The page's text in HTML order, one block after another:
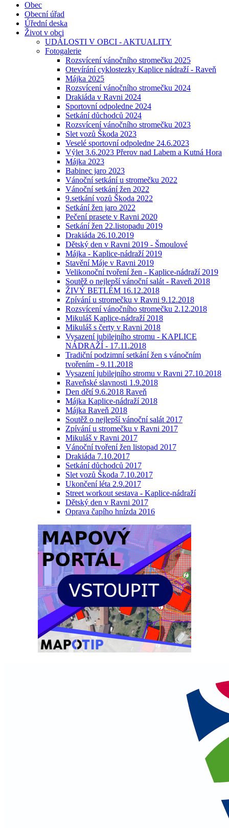
Obec
Obecní úřad
Úřední deska
Život v obci
UDÁLOSTI V OBCI - AKTUALITY
Fotogalerie
Rozsvícení vánočního stromečku 2025
Otevírání cyklostezky Kaplice nádraží - Raveň
Májka 2025
Rozsvícení vánočního stromečku 2024
Drakiáda v Ravni 2024
Sportovní odpoledne 2024
Setkání důchodců 2024
Rozsvícení vánočního stromečku 2023
Slet vozů Škoda 2023
Veselé sportovní odpoledne 24.6.2023
Výlet 3.6.2023 Přerov nad Labem a Kutná Hora
Májka 2023
Babinec jaro 2023
Vánoční setkání u stromečku 2022
Vánoční setkání žen 2022
9.setkání vozů Škoda 2022
Setkání žen jaro 2022
Pečení prasete v Ravni 2020
Setkání žen 22.listopadu 2019
Drakiáda 26.10.2019
Dětský den v Ravni 2019 - Šmoulové
Májka - Kaplice-nádraží 2019
Stavění Máje v Ravni 2019
Velikonoční tvoření žen - Kaplice-nádraží 2019
Soutěž o nejlepší vánoční salát - Raveň 2018
ŽIVÝ BETLÉM 16.12.2018
Zpívání u stromečku v Ravni 9.12.2018
Rozsvícení vánočního stromečku 2.12.2018
Mikuláš Kaplice-nádraží 2018
Mikuláš s čerty v Ravni 2018
Vysazení jubilejního stromu - KAPLICE
NÁDRAŽÍ - 17.11.2018
Tradiční podzimní setkání žen s vánočním
tvořením - 9.11.2018
Vysazení jubilejního stromu v Ravni 27.10.2018
Raveňské slavnosti 1.9.2018
Den dětí 9.6.2018 Raveň
Májka Kaplice-nádraží 2018
Májka Raveň 2018
Soutěž o nejlepší vánoční salát 2017
Zpívání u stromečku v Ravni 2017
Mikuláš v Ravni 2017
Vánoční tvoření žen listopad 2017
Drakiáda 7.10.2017
Setkání důchodců 2017
Slet vozů Škoda 7.10.2017
Ukončení léta 2.9.2017
Street workout sestava - Kaplice-nádraží
Dětský den v Ravni 2017
Oprava čapího hnízda 2016